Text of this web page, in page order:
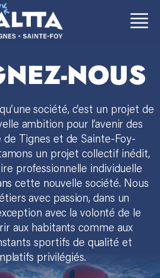
NOUS
société, c’est un projet de
ambition pour l’avenir des
de Tignes et de Sainte-Foy-
un projet collectif inédit,
professionnelle individuelle
cette nouvelle société. Nous
avec passion, dans un
avec la volonté de le
aux habitants comme aux
sportifs de qualité et
privilégiés.